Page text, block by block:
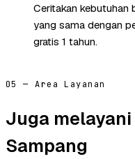
Ceritakan kebutuhan
yang sama dengan
gratis 1 tahun.
05 — Area Layanan
Juga
Sampang